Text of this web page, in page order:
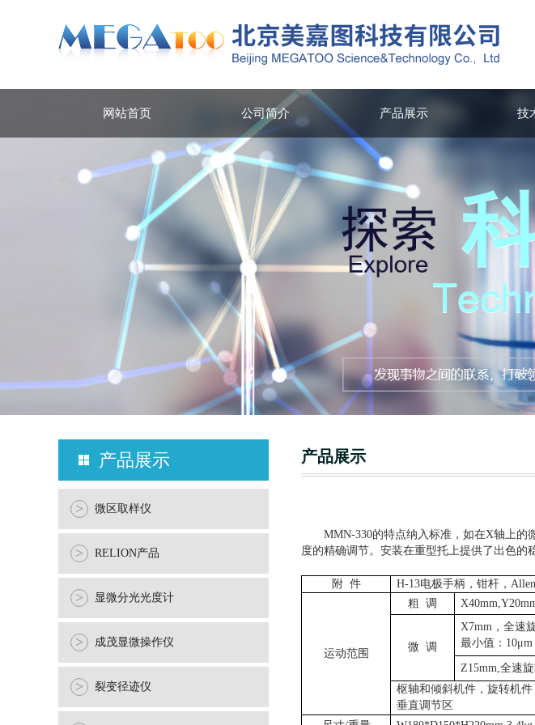
网站首页 公司简介 产品展示 技
产品展示
> 微区取样仪
> RELION产品
> 显微分光光度计
> 成茂显微操作仪
> 裂变径迹仪
产品展示
MMN-330的特点纳入标准，如在X轴上的
度的精确调节。安装在重型托上提供了出色的
附 件 H-13电极手柄，钳杆，
运动范围
粗 调
微 调
X7mm，全速
最小值：10μm
Z15mm,全速
枢轴和倾斜机件，旋转机件
垂直调节区